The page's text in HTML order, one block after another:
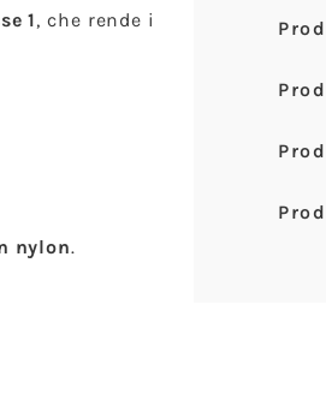
1, che rende i
nylon.